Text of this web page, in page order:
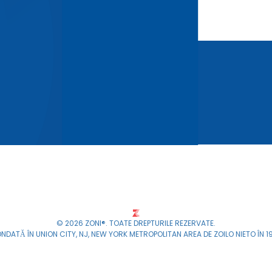
© 2026 ZONI®. TOATE DREPTURILE REZERVATE.
ÎN UNION CITY, NJ, NEW YORK METROPOLITAN AREA DE ZOILO NIETO ÎN